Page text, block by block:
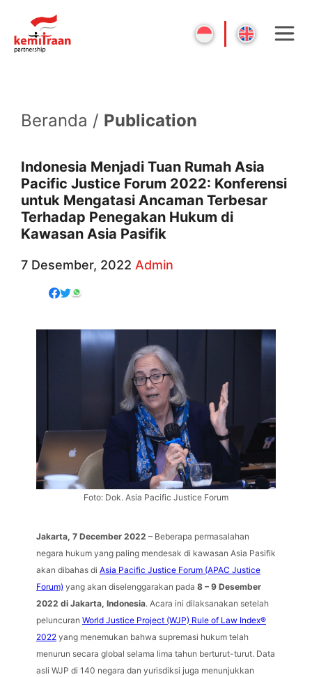
Beranda / Publication
Indonesia Menjadi Tuan Rumah Asia
Pacific Justice Forum 2022: Konferensi
untuk Mengatasi Ancaman Terbesar
Terhadap Penegakan Hukum di
Kawasan Asia Pasifik
7 Desember, 2022 Admin
Foto: Dok. Asia Pacific Justice Forum
Jakarta, 7 December 2022 – Beberapa permasalahan
negara hukum yang paling mendesak di kawasan Asia Pasifik
akan dibahas di Asia Pacific Justice Forum (APAC Justice
Forum) yang akan diselenggarakan pada 8 – 9 Desember
2022 di Jakarta, Indonesia. Acara ini dilaksanakan setelah
peluncuran World Justice Project (WJP) Rule of Law Index®
2022 yang menemukan bahwa supremasi hukum telah
menurun secara global selama lima tahun berturut-turut. Data
asli WJP di 140 negara dan yurisdiksi juga menunjukkan